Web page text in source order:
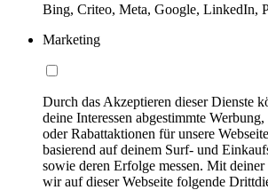
Bing, Criteo, Meta, Google, LinkedIn,
Marketing
Durch das Akzeptieren dieser Dienste
deine Interessen abgestimmte
oder Rabattaktionen für unsere
basierend auf deinem Surf- und
sowie deren Erfolge messen. Mit
wir auf dieser Webseite folgende